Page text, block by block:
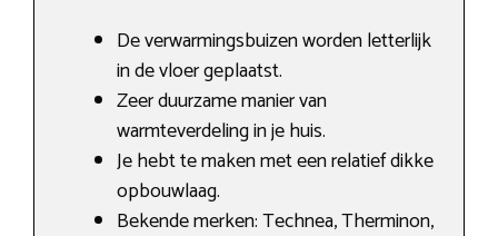
De verwarmingsbuizen worden letterlijk
in de vloer geplaatst.
Zeer duurzame manier van
warmteverdeling in je huis.
Je hebt te maken met een relatief dikke
opbouwlaag.
Bekende merken: Technea, Therminon,